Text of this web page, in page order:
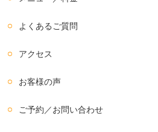
よくあるご質問
アクセス
お客様の声
ご予約／お問い合わせ